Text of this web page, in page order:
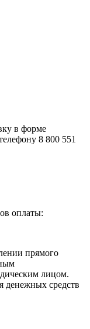
в форме
8 800 551
оплаты:
прямого
лицом.
денежных средств